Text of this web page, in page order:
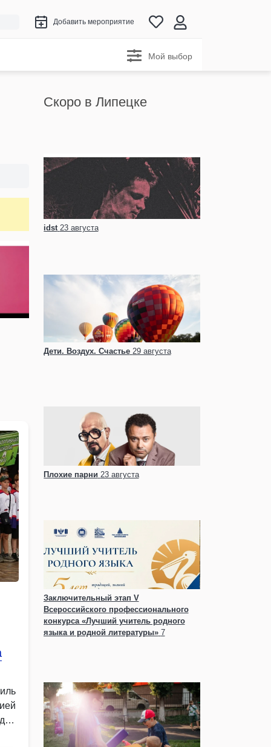
Добавить мероприятие
Мой выбор
Скоро в Липецке
idst 23 августа
Дети. Воздух. Счастье 29 августа
Плохие парни 23 августа
Заключительный этап V
Всероссийского профессионального
конкурса «Лучший учитель родного
языка и родной литературы» 7